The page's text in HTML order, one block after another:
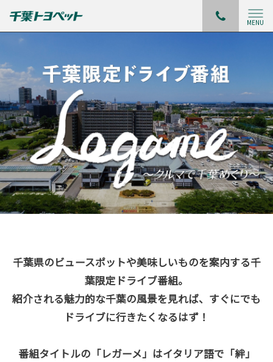
MENU
千葉県のビュースポットや美味しいものを案内する千
葉限定ドライブ番組。
紹介される魅力的な千葉の風景を見れば、すぐにでも
ドライブに行きたくなるはず！
番組タイトルの「レガーメ」はイタリア語で「絆」